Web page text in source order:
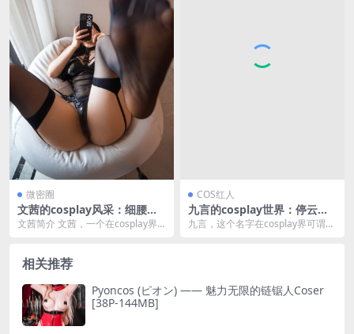
微密圈
文茜的cosplay风采：细腰蜜
腿肥臀的魅力[138P-902MB]
文茜简介 文茜，一个在cosplay界
COS红人
九言的cosplay世界：停云系
列的风采[60P-0.98G]
九言，这个名字在cosplay界可谓是
相关推荐
Pyoncos (ピオン) —— 魅力无限的链锯人Coser
[38P-144MB]